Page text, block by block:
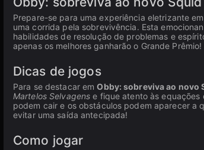
Prepare-se para uma experiência eletrizante em
uma corrida pela sobrevivência. Esta
habilidades de resolução de problemas e
apenas os melhores ganharão o Grande Prêmio!
Dicas de jogos
Para se destacar emObby: sobreviva ao novo
Martelos Selvagens e fique atento às equações
podem cair e os obstáculos podem aparecer a
evitar uma saída antecipada!
Como jogar